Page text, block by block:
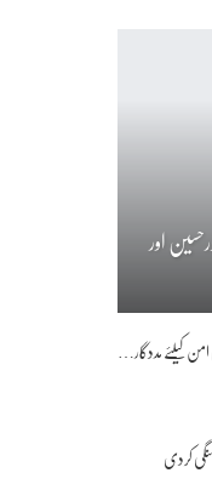
اور
امن کیلئے مددگار…